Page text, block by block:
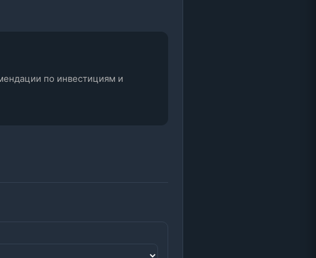
по инвестициям и